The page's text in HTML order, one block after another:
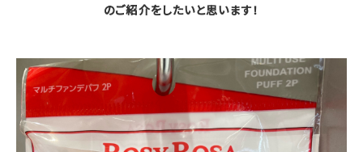
のご紹介をしたいと思います！